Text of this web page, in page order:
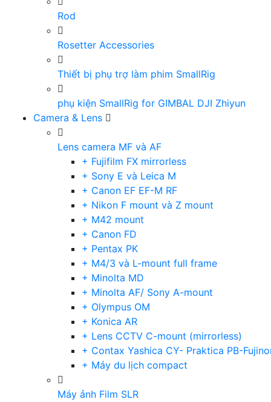
Rod
Rosetter Accessories
Thiết bị phụ trợ làm phim SmallRig
phụ kiện SmallRig for GIMBAL DJI Zhiyun
Camera & Lens
Lens camera MF và AF
+ Fujifilm FX mirrorless
+ Sony E và Leica M
+ Canon EF EF-M RF
+ Nikon F mount và Z mount
+ M42 mount
+ Canon FD
+ Pentax PK
+ M4/3 và L-mount full frame
+ Minolta MD
+ Minolta AF/ Sony A-mount
+ Olympus OM
+ Konica AR
+ Lens CCTV C-mount (mirrorless)
+ Contax Yashica CY- Praktica PB-
+ Máy du lịch compact
Máy ảnh Film SLR